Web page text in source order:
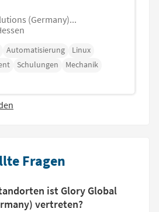
(Germany)...
Automatisierung
Linux
Schulungen Mechanik
Fragen
ist Glory Global
vertreten?